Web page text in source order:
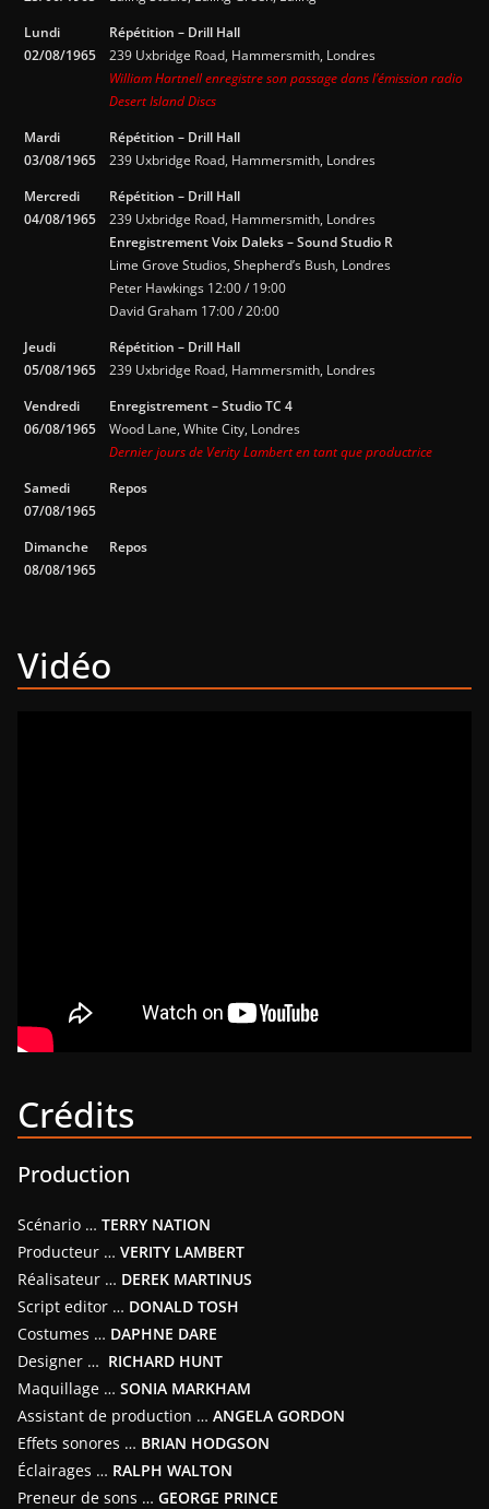
Lundi
02/08/1965
Répétition – Drill Hall
239 Uxbridge Road, Hammersmith, Londres
William Hartnell enregistre son passage dans l’émission radio
Desert Island Discs
Mardi
03/08/1965
Répétition – Drill Hall
239 Uxbridge Road, Hammersmith, Londres
Mercredi
04/08/1965
Répétition – Drill Hall
239 Uxbridge Road, Hammersmith, Londres
Enregistrement Voix Daleks – Sound Studio R
Lime Grove Studios, Shepherd’s Bush, Londres
Peter Hawkings 12:00 / 19:00
David Graham 17:00 / 20:00
Jeudi
05/08/1965
Répétition – Drill Hall
239 Uxbridge Road, Hammersmith, Londres
Vendredi
06/08/1965
Enregistrement – Studio TC 4
Wood Lane, White City, Londres
Dernier jours de Verity Lambert en tant que productrice
Samedi
07/08/1965
Repos
Dimanche
08/08/1965
Repos
Vidéo
Crédits
Production
Scénario … TERRY NATION
Producteur … VERITY LAMBERT
Réalisateur … DEREK MARTINUS
Script editor … DONALD TOSH
Costumes … DAPHNE DARE
Designer … RICHARD HUNT
Maquillage … SONIA MARKHAM
Assistant de production … ANGELA GORDON
Effets sonores … BRIAN HODGSON
Éclairages … RALPH WALTON
Preneur de sons … GEORGE PRINCE